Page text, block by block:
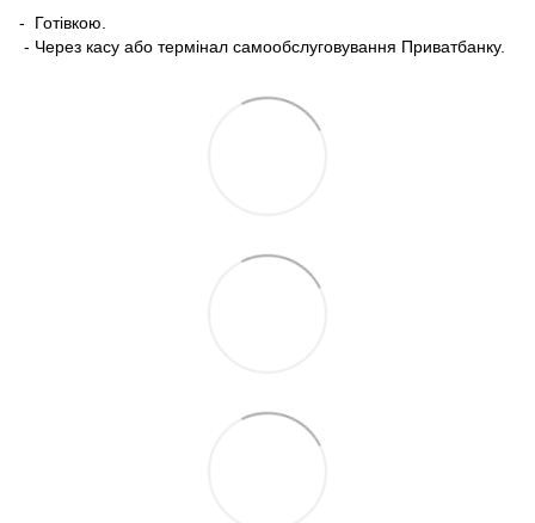
- Готівкою.
- Через касу або термінал самообслуговування Приватбанку.